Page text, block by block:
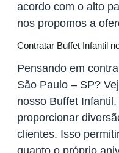
acordo com o alto
nos propomos a
Contratar Buffet Infantil
Pensando em
São Paulo – SP?
nosso Buffet
proporcionar
clientes. Isso
quanto o próprio